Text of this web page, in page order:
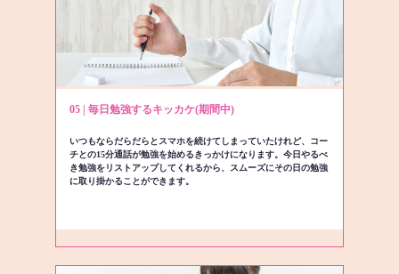
05 | 毎日勉強するキッカケ(期間中)
いつもならだらだらとスマホを続けてしまっていたけれど、コー
チとの15分通話が勉強を始めるきっかけになります。今日やるべ
き勉強をリストアップしてくれるから、スムーズにその日の勉強
に取り掛かることができます。